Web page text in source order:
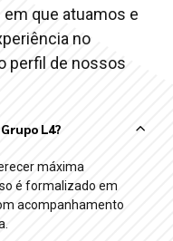
que atuamos e
no
perfil de nossos
L4?
máxima
é formalizado em
acompanhamento